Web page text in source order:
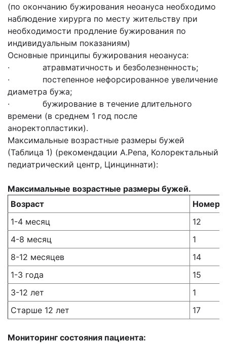
(по окончанию бужирования неоануса необходимо
наблюдение хирурга по месту жительству при
необходимости продление бужирования по
индивидуальным показаниям)
Основные принципы бужирования неоануса:
· атравматичность и безболезненность;
· постепенное нефорсированное увеличение
диаметра бужа;
· бужирование в течение длительного
времени (в среднем 1 год после
аноректопластики).
Максимальные возрастные размеры бужей
(Таблица 1) (рекомендации A.Pena, Колоректальный
педиатрический центр, Цинциннати):
Максимальные возрастные размеры бужей.
Возраст
Номер
1-4 месяц
12
4-8 месяц
1
8-12 месяцев
14
1-3 года
15
3-12 лет
1
Старше 12 лет
17
Мониторинг состояния пациента: